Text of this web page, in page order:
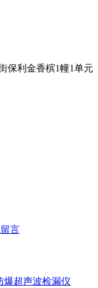
保利金香槟1幢1单元
言
爆超声波检漏仪